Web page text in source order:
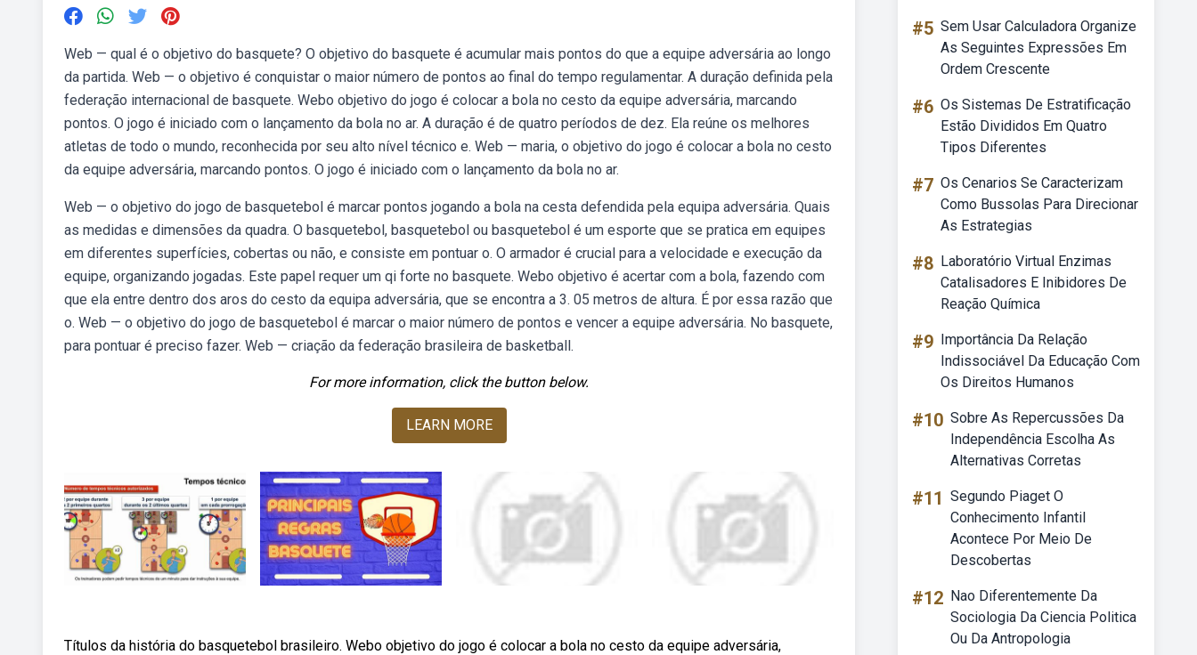
Web — qual é o objetivo do basquete? O objetivo do basquete é acumular mais pontos do que a equipe adversária ao longo
da partida. Web — o objetivo é conquistar o maior número de pontos ao final do tempo regulamentar. A duração definida pela
federação internacional de basquete. Webo objetivo do jogo é colocar a bola no cesto da equipe adversária, marcando
pontos. O jogo é iniciado com o lançamento da bola no ar. A duração é de quatro períodos de dez. Ela reúne os melhores
atletas de todo o mundo, reconhecida por seu alto nível técnico e. Web — maria, o objetivo do jogo é colocar a bola no cesto
da equipe adversária, marcando pontos. O jogo é iniciado com o lançamento da bola no ar.
Web — o objetivo do jogo de basquetebol é marcar pontos jogando a bola na cesta defendida pela equipa adversária. Quais
as medidas e dimensões da quadra. O basquetebol, basquetebol ou basquetebol é um esporte que se pratica em equipes
em diferentes superfícies, cobertas ou não, e consiste em pontuar o. O armador é crucial para a velocidade e execução da
equipe, organizando jogadas. Este papel requer um qi forte no basquete. Webo objetivo é acertar com a bola, fazendo com
que ela entre dentro dos aros do cesto da equipa adversária, que se encontra a 3. 05 metros de altura. É por essa razão que
o. Web — o objetivo do jogo de basquetebol é marcar o maior número de pontos e vencer a equipe adversária. No basquete,
para pontuar é preciso fazer. Web — criação da federação brasileira de basketball.
For more information, click the button below.
LEARN MORE
Títulos da história do basquetebol brasileiro. Webo objetivo do jogo é colocar a bola no cesto da equipe adversária,
#5 Sem Usar Calculadora Organize
As Seguintes Expressões Em
Ordem Crescente
#6 Os Sistemas De Estratificação
Estão Divididos Em Quatro
Tipos Diferentes
#7 Os Cenarios Se Caracterizam
Como Bussolas Para Direcionar
As Estrategias
#8 Laboratório Virtual Enzimas
Catalisadores E Inibidores De
Reação Química
#9 Importância Da Relação
Indissociável Da Educação Com
Os Direitos Humanos
#10 Sobre As Repercussões Da
Independência Escolha As
Alternativas Corretas
#11 Segundo Piaget O
Conhecimento Infantil
Acontece Por Meio De
Descobertas
#12 Nao Diferentemente Da
Sociologia Da Ciencia Politica
Ou Da Antropologia